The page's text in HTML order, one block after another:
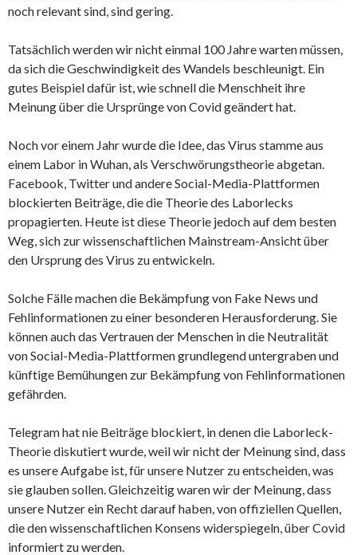
noch relevant sind, sind gering.
Tatsächlich werden wir nicht einmal 100 Jahre warten müssen,
da sich die Geschwindigkeit des Wandels beschleunigt. Ein
gutes Beispiel dafür ist, wie schnell die Menschheit ihre
Meinung über die Ursprünge von Covid geändert hat.
Noch vor einem Jahr wurde die Idee, das Virus stamme aus
einem Labor in Wuhan, als Verschwörungstheorie abgetan.
Facebook, Twitter und andere Social-Media-Plattformen
blockierten Beiträge, die die Theorie des Laborlecks
propagierten. Heute ist diese Theorie jedoch auf dem besten
Weg, sich zur wissenschaftlichen Mainstream-Ansicht über
den Ursprung des Virus zu entwickeln.
Solche Fälle machen die Bekämpfung von Fake News und
Fehlinformationen zu einer besonderen Herausforderung. Sie
können auch das Vertrauen der Menschen in die Neutralität
von Social-Media-Plattformen grundlegend untergraben und
künftige Bemühungen zur Bekämpfung von Fehlinformationen
gefährden.
Telegram hat nie Beiträge blockiert, in denen die Laborleck-
Theorie diskutiert wurde, weil wir nicht der Meinung sind, dass
es unsere Aufgabe ist, für unsere Nutzer zu entscheiden, was
sie glauben sollen. Gleichzeitig waren wir der Meinung, dass
unsere Nutzer ein Recht darauf haben, von offiziellen Quellen,
die den wissenschaftlichen Konsens widerspiegeln, über Covid
informiert zu werden.